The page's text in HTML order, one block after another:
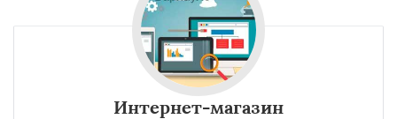
Интернет-магазин